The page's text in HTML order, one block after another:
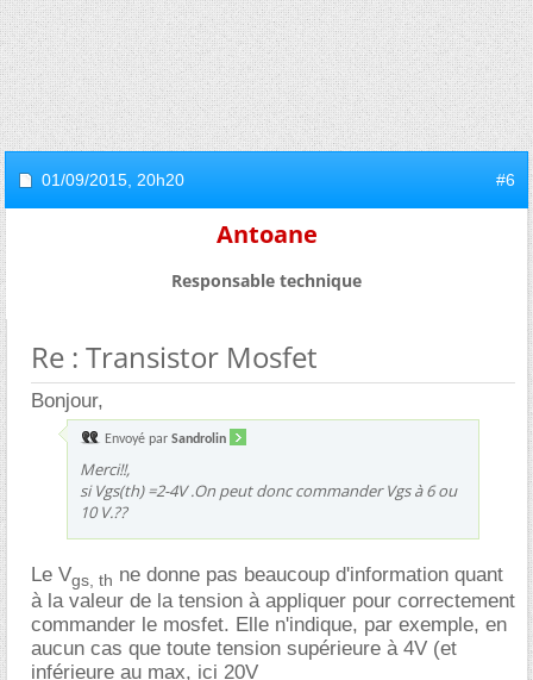
01/09/2015, 20h20 #6
Antoane
Responsable technique
Re : Transistor Mosfet
Bonjour,
Envoyé par Sandrolin
Merci!!,
si Vgs(th) =2-4V .On peut donc commander Vgs à 6 ou
10 V.??
Le Vgs, th ne donne pas beaucoup d'information quant
à la valeur de la tension à appliquer pour correctement
commander le mosfet. Elle n'indique, par exemple, en
aucun cas que toute tension supérieure à 4V (et
inférieure au max, ici 20V